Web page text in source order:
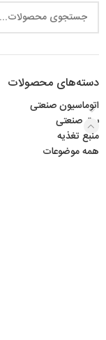
دسته‌های محصولات
اتوماسیون صنعتی
برق صنعتی
منبع تغذیه
همه موضوعات